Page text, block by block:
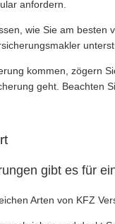
anfordern.
wie Sie am
kommen, zögern
geht. Beachten
gibt es für
Arten von KFZ